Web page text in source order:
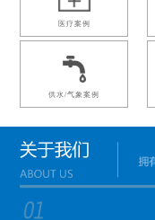
医疗案例
供水/气象案例